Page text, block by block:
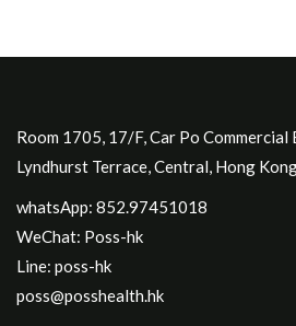
Room 1705, 17/F, Car Po
Lyndhurst Terrace, Central, Hong
whatsApp: 852.97451018
WeChat: Poss-hk
Line: poss-hk
poss@posshealth.hk